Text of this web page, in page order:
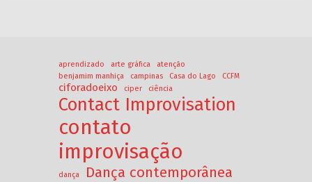
aprendizado arte gráfica
atenção
benjamim manhiça
campinas Casa do Lago CCFM
ciforadoeixo ciper ciência
Contact Improvisation
contato
improvisação
dança Dança contemporânea